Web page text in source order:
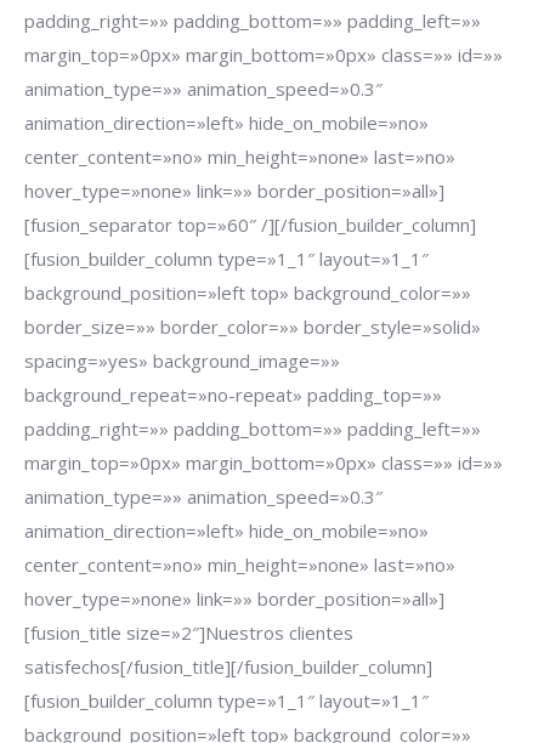
padding_right=»» padding_bottom=»» padding_left=»»
margin_top=»0px» margin_bottom=»0px» class=»» id=»»
animation_type=»» animation_speed=»0.3″
animation_direction=»left» hide_on_mobile=»no»
center_content=»no» min_height=»none» last=»no»
hover_type=»none» link=»» border_position=»all»]
[fusion_separator top=»60″ /][/fusion_builder_column]
[fusion_builder_column type=»1_1″ layout=»1_1″
background_position=»left top» background_color=»»
border_size=»» border_color=»» border_style=»solid»
spacing=»yes» background_image=»»
background_repeat=»no-repeat» padding_top=»»
padding_right=»» padding_bottom=»» padding_left=»»
margin_top=»0px» margin_bottom=»0px» class=»» id=»»
animation_type=»» animation_speed=»0.3″
animation_direction=»left» hide_on_mobile=»no»
center_content=»no» min_height=»none» last=»no»
hover_type=»none» link=»» border_position=»all»]
[fusion_title size=»2″]Nuestros clientes
satisfechos[/fusion_title][/fusion_builder_column]
[fusion_builder_column type=»1_1″ layout=»1_1″
background_position=»left top» background_color=»»